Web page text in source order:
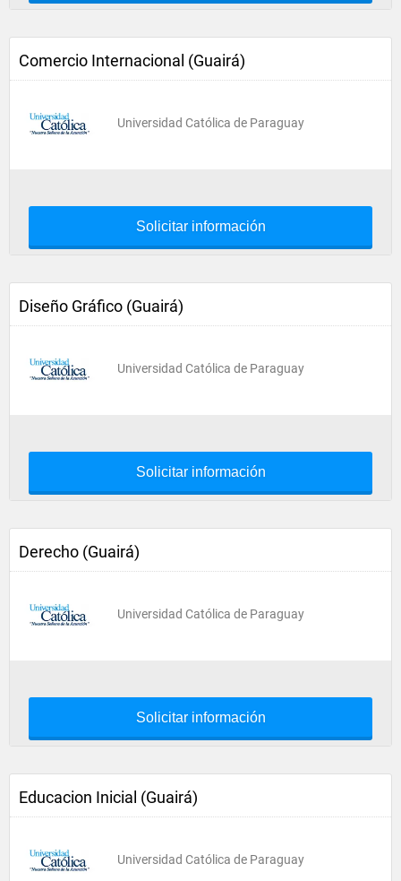
Comercio Internacional (Guairá)
Universidad Católica de Paraguay
Solicitar información
Diseño Gráfico (Guairá)
Universidad Católica de Paraguay
Solicitar información
Derecho (Guairá)
Universidad Católica de Paraguay
Solicitar información
Educacion Inicial (Guairá)
Universidad Católica de Paraguay